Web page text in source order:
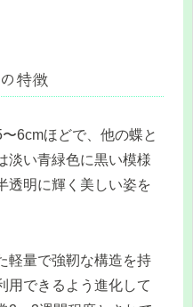
特徴
6cmほどで、他の蝶と
淡い青緑色に黒い模様
透明に輝く美しい姿を
軽量で強靭な構造を持
用できるよう進化して